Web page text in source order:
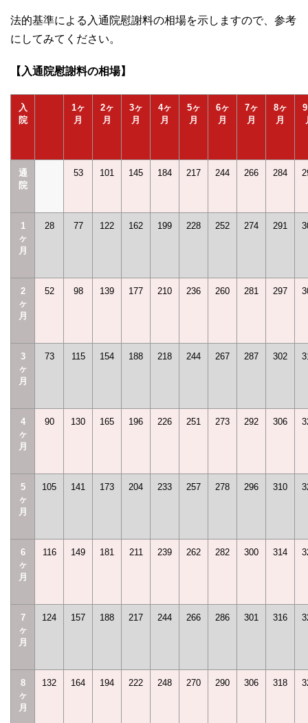
法的基準による入通院慰謝料の相場を示しますので、参考
にしてみてください。
【入通院慰謝料の相場】
入
院
1ヶ
月
2ヶ
月
3ヶ
月
4ヶ
月
5ヶ
月
6ヶ
月
7ヶ
月
8ヶ
月
通
院
53 101 145 184 217 244 266 284
1
ヶ
月
28 77 122 162 199 228 252 274 291
2
ヶ
月
52 98 139 177 210 236 260 281 297
3
ヶ
月
73 115 154 188 218 244 267 287 302
4
ヶ
月
90 130 165 196 226 251 273 292 306
5
ヶ
月
105 141 173 204 233 257 278 296 310
6
ヶ
月
116 149 181 211 239 262 282 300 314
7
ヶ
月
124 157 188 217 244 266 286 301 316
8
ヶ
月
132 164 194 222 248 270 290 306 318